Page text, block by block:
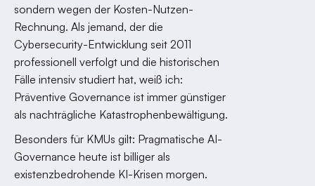
sondern wegen der Kosten-Nutzen-
Rechnung. Als jemand, der die
Cybersecurity-Entwicklung seit 2011
professionell verfolgt und die historischen
Fälle intensiv studiert hat, weiß ich:
Präventive Governance ist immer günstiger
als nachträgliche Katastrophenbewältigung.
Besonders für KMUs gilt: Pragmatische AI-
Governance heute ist billiger als
existenzbedrohende KI-Krisen morgen.